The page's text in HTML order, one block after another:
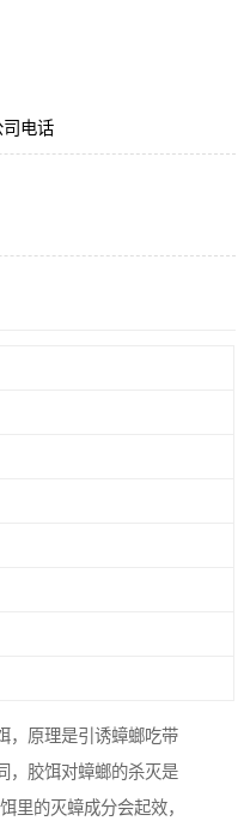
电话
，原理是引诱蟑螂吃带
，胶饵对蟑螂的杀灭是
里的灭蟑成分会起效，